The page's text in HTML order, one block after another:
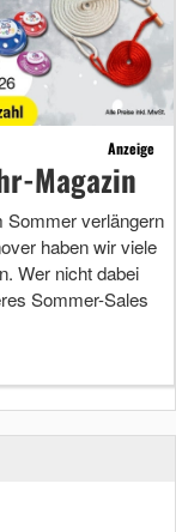
Anzeige
Magazin
Sommer verlängern
haben wir viele
Wer nicht dabei
Sommer-Sales